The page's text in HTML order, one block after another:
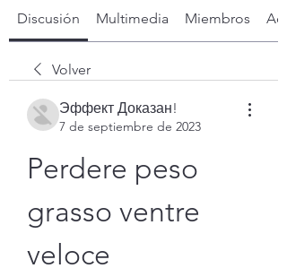
Discusión Multimedia Miembros
Volver
Эффект Доказан!
7 de septiembre de 2023
Perdere peso
grasso ventre
veloce